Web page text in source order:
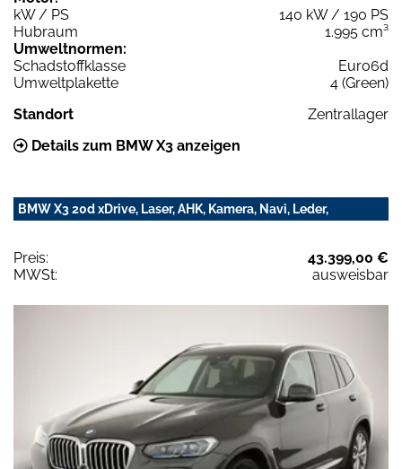
kW / PS
140 kW / 190 PS
Hubraum
1.995 cm³
Umweltnormen:
Schadstoffklasse
Euro6d
Umweltplakette
4 (Green)
Standort
Zentrallager
Details zum BMW X3 anzeigen
BMW X3 20d xDrive, Laser, AHK, Kamera, Navi, Leder,
Preis:
43.399,00 €
MWSt:
ausweisbar